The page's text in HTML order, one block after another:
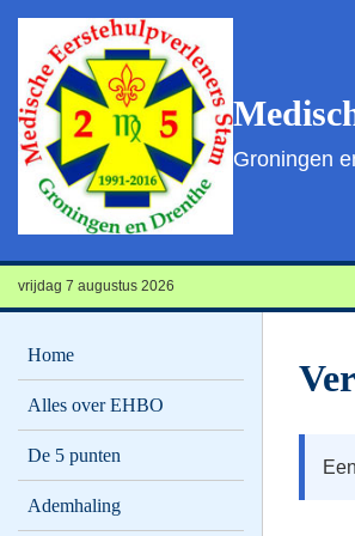
Groningen
vrijdag 7 augustus 2026
Home
Alles over EHBO
De 5 punten
Ademhaling